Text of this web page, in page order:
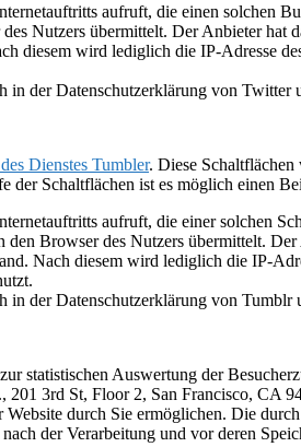
aufruft, die einen solchen
Nutzers übermittelt. Der Anbieter
diesem wird lediglich die IP-Adresse
in der Datenschutzerklärung von Twitter
Dienstes Tumbler. Diese
Schaltflächen ist es möglich einen
aufruft, die einer solchen
Browser des Nutzers übermittelt.
Nach diesem wird lediglich die IP-
in der Datenschutzerklärung von
statistischen Auswertung der
201 3rd St, Floor 2, San Francisco, CA
durch Sie ermöglichen. Die
der Verarbeitung und vor deren